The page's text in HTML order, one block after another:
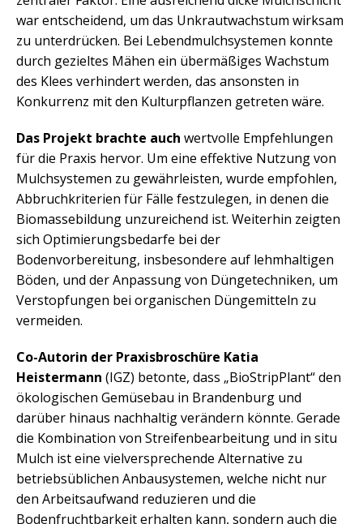
war entscheidend, um das Unkrautwachstum wirksam
zu unterdrücken. Bei Lebendmulchsystemen konnte
durch gezieltes Mähen ein übermäßiges Wachstum
des Klees verhindert werden, das ansonsten in
Konkurrenz mit den Kulturpflanzen getreten wäre.
Das Projekt brachte auch wertvolle Empfehlungen
für die Praxis hervor. Um eine effektive Nutzung von
Mulchsystemen zu gewährleisten, wurde empfohlen,
Abbruchkriterien für Fälle festzulegen, in denen die
Biomassebildung unzureichend ist. Weiterhin zeigten
sich Optimierungsbedarfe bei der
Bodenvorbereitung, insbesondere auf lehmhaltigen
Böden, und der Anpassung von Düngetechniken, um
Verstopfungen bei organischen Düngemitteln zu
vermeiden.
Co-Autorin der Praxisbroschüre Katia
Heistermann (IGZ) betonte, dass „BioStripPlant“ den
ökologischen Gemüsebau in Brandenburg und
darüber hinaus nachhaltig verändern könnte. Gerade
die Kombination von Streifenbearbeitung und in situ
Mulch ist eine vielversprechende Alternative zu
betriebsüblichen Anbausystemen, welche nicht nur
den Arbeitsaufwand reduzieren und die
Bodenfruchtbarkeit erhalten kann, sondern auch die